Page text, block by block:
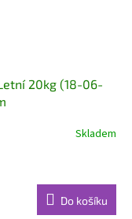
20kg (18-06-
Skladem
Do košíku